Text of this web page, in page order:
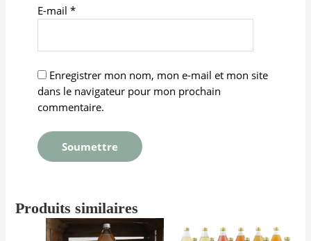
E-mail *
Enregistrer mon nom, mon e-mail et mon site
dans le navigateur pour mon prochain
commentaire.
Produits similaires